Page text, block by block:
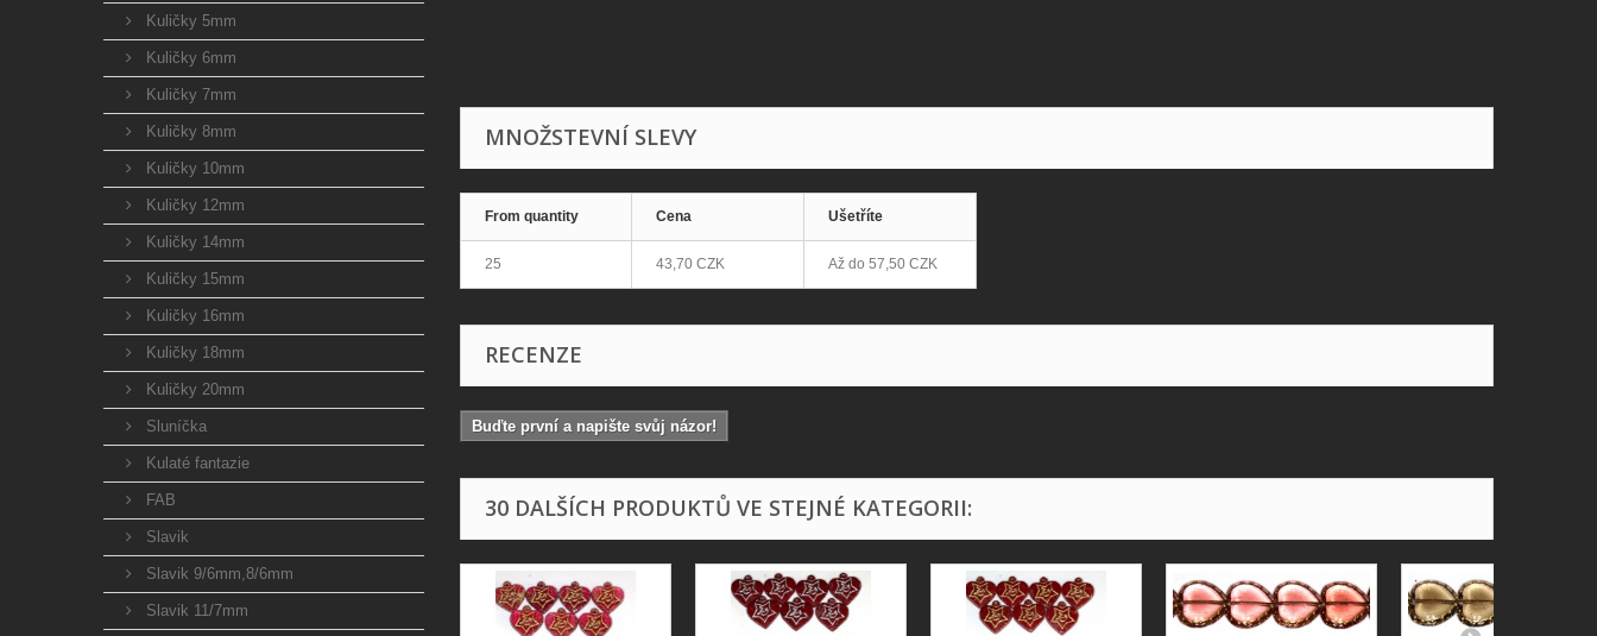
Kuličky 5mm
Kuličky 6mm
Kuličky 7mm
Kuličky 8mm
Kuličky 10mm
Kuličky 12mm
Kuličky 14mm
Kuličky 15mm
Kuličky 16mm
Kuličky 18mm
Kuličky 20mm
Sluníčka
Kulaté fantazie
FAB
Slavik
Slavik 9/6mm,8/6mm
Slavik 11/7mm
MNOŽSTEVNÍ SLEVY
From quantity Cena Ušetříte
25 43,70 CZK Až do 57,50 CZK
RECENZE
Buďte první a napište svůj názor!
30 DALŠÍCH PRODUKTŮ VE STEJNÉ KATEGORII: